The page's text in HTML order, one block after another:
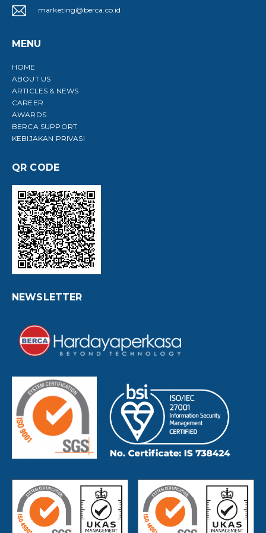
marketing@berca.co.id
MENU
HOME
ABOUT US
ARTICLES & NEWS
CAREER
AWARDS
BERCA SUPPORT
KEBIJAKAN PRIVASI
QR CODE
NEWSLETTER